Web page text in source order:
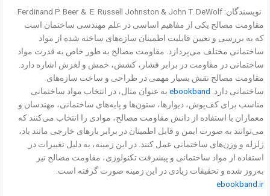
نویسندگان: Ferdinand P. Beer & E. Russell Johnston & John T. DeWolf
مقاومت مصالح یکی از مفاهیم اساسی در علم مهندسی ساختمان است
که به بررسی و تعیین قابلیت اطمینان سازه‌های ساخته شده از مواد
ساختمانی مختلف می‌پردازد. مقاومت مصالح به طور خاص به قدرت مواد
ساختمانی در مقاومت در برابر فشار، کشش، خمش و لغزش اشاره دارد.
مقاومت مصالح نقش بسیار مهمی در طراحی و ساخت سازه‌های
ساختمانی دارد. ebookband به عنوان مثال، در انتخاب مواد ساختمانی
مناسب برای کف‌پوش، دیوارها، ستون‌ها و پایه‌های ساختمانی، مهندسان و
معماران با استفاده از دانش مقاومت مصالح، موادی را انتخاب می‌کنند که
می‌توانند به صورت ایمن و قابل اطمینان در برابر بارهای خارجی مانند باد،
زلزله و وزن‌های ساختمانی عمل کنند. در این زمینه، به دلیل تغییرات در
استفاده از مواد ساختمانی و پیشرفت تکنولوژی، مقاومت مصالح نیز
به‌روز شده و تحقیقات زیادی در این زمینه صورت گرفته است.
ebookband.ir